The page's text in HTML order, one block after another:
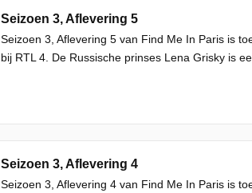
Seizoen 3, Aflevering 5
Seizoen 3, Aflevering 5 van Find Me In Paris is
bij RTL 4. De Russische prinses Lena Grisky is
Seizoen 3, Aflevering 4
Seizoen 3, Aflevering 4 van Find Me In Paris is